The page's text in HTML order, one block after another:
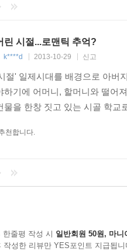
가족들과의 관계, 학교생활,
지의 집을 오가며 생활하는
곳을 향하는 어머니가 있다
』을 통해 “신성모독의 느낌
니와의 관계에서 비롯된 것이
든가, “수프만큼 묽게” 되기
에의 유혹을 나타낸다. 그녀에
풍부하게 나타나는 ‘어린 시
린 시절...로맨틱 추억?
k****d 2013-10-29 신고
절' 일제시대를 배경으로 아버
하기에 어머니, 할머니와 떨어
물을 한창 짓고 있는 시골 학
천합니다.
한줄평 작성 시 일반회원 50원, 마니
작성한 리뷰만 YES포인트 지급됩니